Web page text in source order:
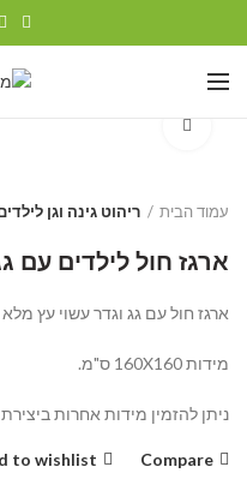
עמוד הבית ריהוט גינה וגן
ארגז חול לילדים עם
ארגז חול עם גג וגדר עשוי עץ
מידות 160X160 ס"מ.
ניתן להזמין מידות אחרות
Compare
to wishlist